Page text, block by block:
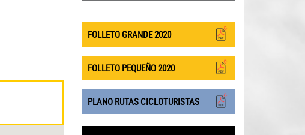
FOLLETO GRANDE 2020
FOLLETO PEQUEÑO 2020
PLANO RUTAS CICLOTURISTAS